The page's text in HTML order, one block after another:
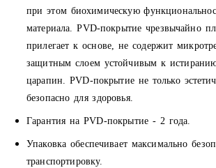
при этом биохимическую
материала. PVD-покрытие чрезвычайно
прилегает к основе, не содержит
защитным слоем устойчивым к
царапин. PVD-покрытие не только
безопасно для здоровья.
Гарантия на PVD-покрытие - 2 года.
Упаковка обеспечивает максимально
транспортировку.